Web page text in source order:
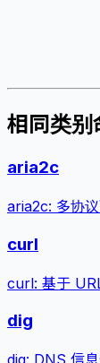
相同类别
aria2c
aria2c: 多协
curl
curl: 基于
dig
dig: DNS 信